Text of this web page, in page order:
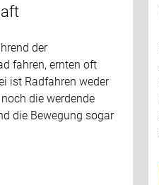
der
fahren, ernten oft
ist Radfahren weder
die werdende
die Bewegung sogar